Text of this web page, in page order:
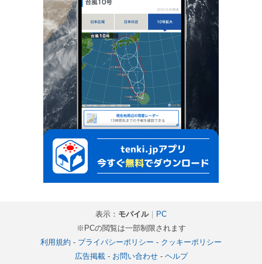
表示： モバイル｜ PC
※PCの閲覧は一部制限されます
利用規約 - プライバシーポリシー - クッキーポリシー
広告掲載- お問い合わせ- ヘルプ